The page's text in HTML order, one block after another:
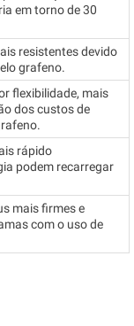
em torno de 30
resistentes devido
grafeno.
flexibilidade, mais
dos custos de
rápido
podem recarregar
mais firmes e
com o uso de